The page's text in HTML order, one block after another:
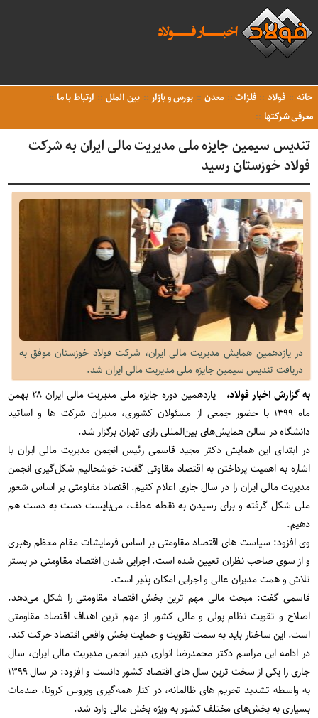
خانه فولاد فلزات معدن بورس و بازار بین الملل
ارتباط با ما
معرفی شرکتها
تندیس سیمین جایزه ملی مدیریت مالی ایران به شرکت
فولاد خوزستان رسید
در یازدهمین همایش مدیریت مالی ایران، شرکت فولاد خوزستان موفق به
دریافت تندیس سیمین جایزه ملی مدیریت مالی ایران شد.
به گزارش اخبار فولاد،
یازدهمین دوره جایزه ملی مدیریت مالی ایران ۲۸ بهمن
ماه ۱۳۹۹ با حضور جمعی از مسئولان کشوری، مدیران شرکت‌ ها و اساتید
دانشگاه در سالن همایش‌های بین‌المللی رازی تهران برگزار شد.
در ابتدای این همایش دکتر مجید قاسمی رئیس انجمن مدیریت مالی ایران با
اشاره به اهمیت پرداختن به اقتصاد مقاوتی گفت: خوشحالیم شکل‌گیری انجمن
مدیریت مالی ایران را در سال جاری اعلام کنیم. اقتصاد مقاومتی بر اساس شعور
ملی شکل گرفته و برای رسیدن به نقطه عطف، می‌بایست دست به دست هم
دهیم.
وی افزود: سیاست‌ های اقتصاد مقاومتی بر اساس فرمایشات مقام معظم رهبری
و از سوی صاحب‌ نظران تعیین شده است. اجرایی شدن اقتصاد مقاومتی در بستر
تلاش و همت مدیران عالی و اجرایی امکان‌ پذیر است.
قاسمی گفت: مبحث مالی مهم‌ ترین بخش اقتصاد مقاومتی را شکل می‎‌دهد.
اصلاح و تقویت نظام پولی و مالی کشور از مهم‌ ترین اهداف اقتصاد مقاومتی
است. این ساختار باید به سمت تقویت و حمایت بخش واقعی اقتصاد حرکت کند.
در ادامه این مراسم دکتر محمدرضا انواری دبیر انجمن مدیریت مالی ایران، سال
جاری را یکی از سخت‌ ترین سال های اقتصاد کشور دانست و افزود: در سال ۱۳۹۹
به واسطه‌ تشدید تحریم ‎‌های ظالمانه، در کنار همه‌گیری ویروس کرونا، صدمات
بسیاری به بخش‌های مختلف کشور به ویژه بخش مالی وارد شد.